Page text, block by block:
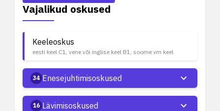
Vajalikud oskused
Keeleoskus
eesti keel C1, vene või inglise keel B1, soome vm keel
34 Enesejuhtimisoskused
16 Lävimisoskused